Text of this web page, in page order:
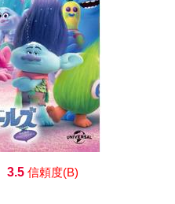
3.5信頼度(B)